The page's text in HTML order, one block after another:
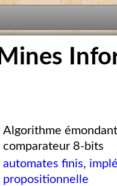
Mines
Algorithme
comparateur 8-bits
automates finis,
propositionnelle